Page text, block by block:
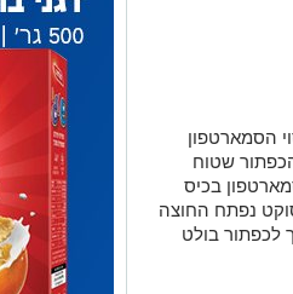
הסמארטפון
שטוח
בכיס
נפתח החוצה
לכפתור בולט